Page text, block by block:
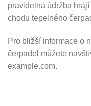
pravidelná údržba
chodu tepelného
Pro bližší informace o
čerpadel můžete
example.com.